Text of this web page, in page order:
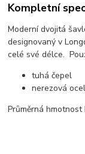
Kompletní
Moderní dvojitá
designovaný v
celé své délce.
tuhá čepel
nerezová ocel
Průměrná